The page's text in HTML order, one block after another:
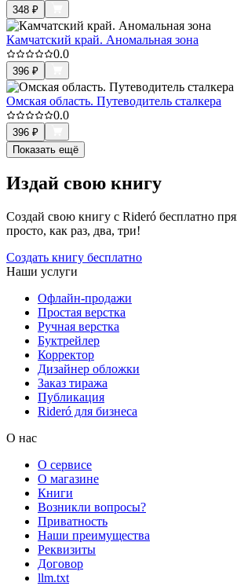
348 ₽
Камчатский край. Аномальная зона
0.0
396 ₽
Омская область. Путеводитель сталкера
0.0
396 ₽
Показать ещё
Издай свою книгу
Создай свою книгу с Rideró бесплатно
просто, как раз, два, три!
Создать книгу бесплатно
Наши услуги
Офлайн-продажи
Простая верстка
Ручная верстка
Буктрейлер
Корректор
Дизайнер обложки
Заказ тиража
Публикация
Rideró для бизнеса
О нас
О сервисе
О магазине
Книги
Возникли вопросы?
Приватность
Наши преимущества
Реквизиты
Договор
llm.txt